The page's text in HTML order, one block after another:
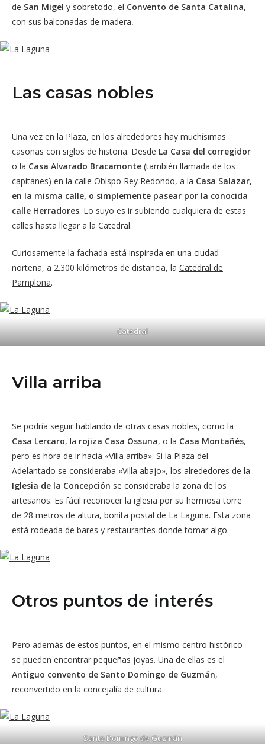
de San Migel y sobretodo, el Convento de Santa Catalina,
con sus balconadas de madera.
Las casas nobles
Una vez en la Plaza, en los alrededores hay muchísimas
casonas con siglos de historia. Desde La Casa del corregidor
o la Casa Alvarado Bracamonte (también llamada de los
capitanes) en la calle Obispo Rey Redondo, a la Casa Salazar,
en la misma calle, o simplemente pasear por la conocida
calle Herradores. Lo suyo es ir subiendo cualquiera de estas
calles hasta llegar a la Catedral.
Curiosamente la fachada está inspirada en una ciudad
norteña, a 2.300 kilómetros de distancia, la Catedral de
Pamplona.
Catedral
Villa arriba
Se podría seguir hablando de otras casas nobles, como la
Casa Lercaro, la rojiza Casa Ossuna, o la Casa Montañés,
pero es hora de ir hacia «Villa arriba». Si la Plaza del
Adelantado se consideraba «Villa abajo», los alrededores de la
Iglesia de la Concepción se consideraba la zona de los
artesanos. Es fácil reconocer la iglesia por su hermosa torre
de 28 metros de altura, bonita postal de La Laguna. Esta zona
está rodeada de bares y restaurantes donde tomar algo.
Otros puntos de interés
Pero además de estos puntos, en el mismo centro histórico
se pueden encontrar pequeñas joyas. Una de ellas es el
Antiguo convento de Santo Domingo de Guzmán,
reconvertido en la concejalía de cultura.
Santo Domingo de Guzmán